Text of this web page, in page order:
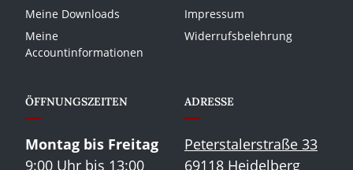
Meine Downloads
Meine
Accountinformationen
Impressum
Widerrufsbelehrung
ÖFFNUNGSZEITEN
Montag bis Freitag
9:00 Uhr bis 13:00
ADRESSE
Peterstalerstraße 33
69118 Heidelberg